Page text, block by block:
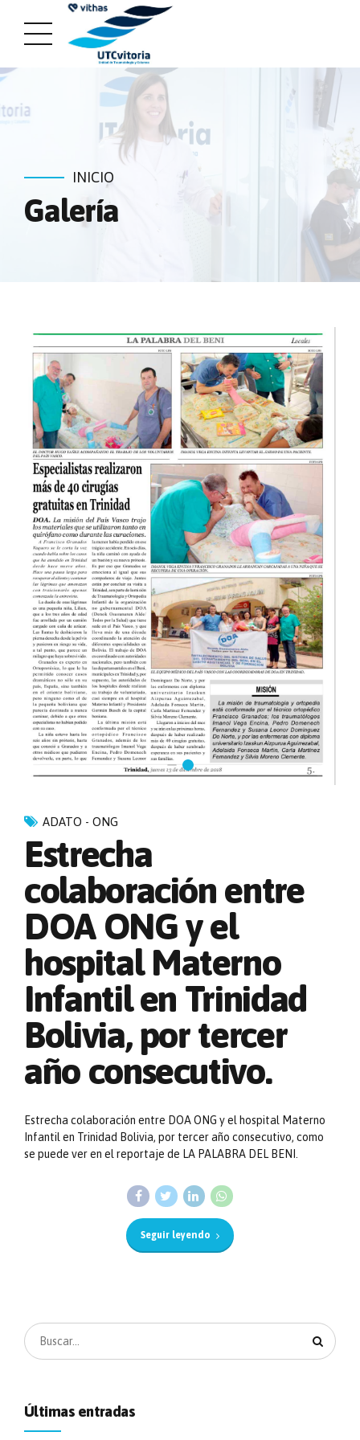
INICIO
Galería
ADATO - ONG
Estrecha
colaboración entre
DOA ONG y el
hospital Materno
Infantil en Trinidad
Bolivia, por tercer
año consecutivo.
Estrecha colaboración entre DOA ONG y el hospital Materno
Infantil en Trinidad Bolivia, por tercer año consecutivo, como
se puede ver en el reportaje de LA PALABRA DEL BENI.
Seguir leyendo
Últimas entradas